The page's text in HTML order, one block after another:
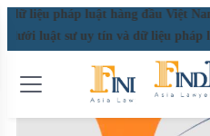
pháp luật hàng đầu Việt Nam
luật sư uy tín và dữ liệu pháp